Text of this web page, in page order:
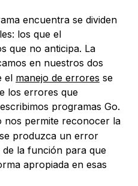
encuentra se dividen
los que el
que no anticipa. La
en nuestros dos
el manejo de errores se
los errores que
programas Go.
nos permite reconocer la
produzca un error
la función para que
apropiada en esas